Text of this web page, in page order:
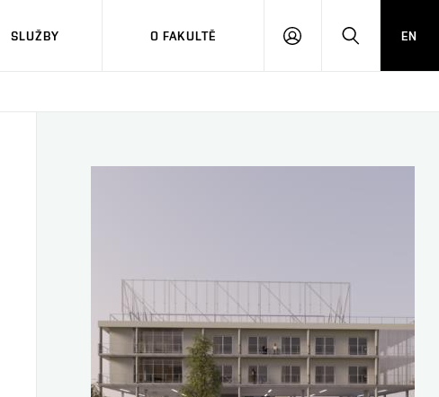
SLUŽBY O FAKULTĚ
PŘIHLÁSITHLEDAT
EN